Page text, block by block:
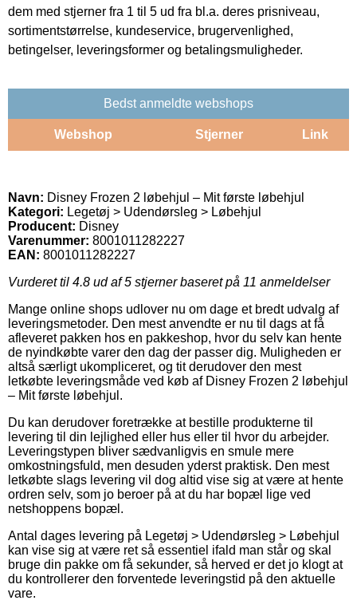
dem med stjerner fra 1 til 5 ud fra bl.a. deres prisniveau,
sortimentstørrelse, kundeservice, brugervenlighed,
betingelser, leveringsformer og betalingsmuligheder.
Bedst anmeldte webshops
Webshop Stjerner Link
Navn: Disney Frozen 2 løbehjul – Mit første løbehjul
Kategori: Legetøj > Udendørsleg > Løbehjul
Producent: Disney
Varenummer: 8001011282227
EAN: 8001011282227
Vurderet til 4.8 ud af 5 stjerner baseret på 11 anmeldelser
Mange online shops udlover nu om dage et bredt udvalg af
leveringsmetoder. Den mest anvendte er nu til dags at få
afleveret pakken hos en pakkeshop, hvor du selv kan hente
de nyindkøbte varer den dag der passer dig. Muligheden er
altså særligt ukompliceret, og tit derudover den mest
letkøbte leveringsmåde ved køb af Disney Frozen 2 løbehjul
– Mit første løbehjul.
Du kan derudover foretrække at bestille produkterne til
levering til din lejlighed eller hus eller til hvor du arbejder.
Leveringstypen bliver sædvanligvis en smule mere
omkostningsfuld, men desuden yderst praktisk. Den mest
letkøbte slags levering vil dog altid vise sig at være at hente
ordren selv, som jo beroer på at du har bopæl lige ved
netshoppens bopæl.
Antal dages levering på Legetøj > Udendørsleg > Løbehjul
kan vise sig at være ret så essentiel ifald man står og skal
bruge din pakke om få sekunder, så herved er det jo klogt at
du kontrollerer den forventede leveringstid på den aktuelle
vare.